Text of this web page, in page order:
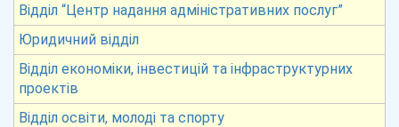
Відділ “Центр надання адміністративних послуг”
Юридичний відділ
Відділ економіки, інвестицій та інфраструктурних
проектів
Відділ освіти, молоді та спорту